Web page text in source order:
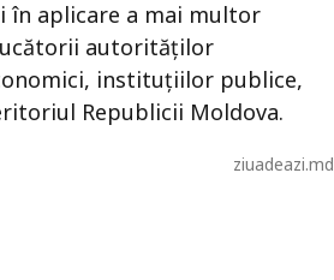
în aplicare a mai multor
autorităţilor
instituţiilor publice,
Republicii Moldova.
ziuadeazi.md